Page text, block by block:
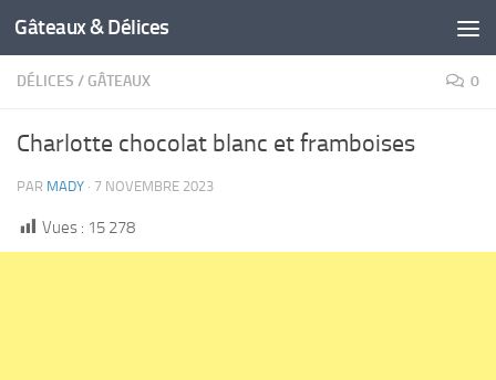
Gâteaux & Délices
DÉLICES / GÂTEAUX 0
Charlotte chocolat blanc et framboises
PAR MADY · 7 NOVEMBRE 2023
Vues : 15 278